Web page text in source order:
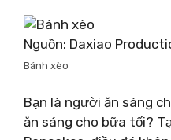
Nguồn: Daxiao
Bánh xèo
Bạn là người ăn sáng
ăn sáng cho bữa tối?